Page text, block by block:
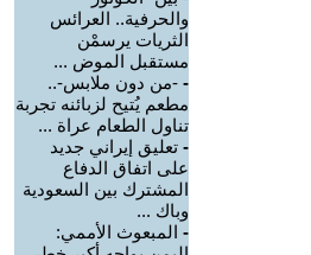
والحرفية.. العرائس
الثريات يرسمْن
مستقبل الموض ...
- -من دون ملابس-..
مطعم يُتيح لزبائنه تجربة
تناول الطعام عراة ...
- تعليق إيراني جديد
على اتفاق الدفاع
المشترك بين السعودية
وباك ...
- المبعوث الأممي: